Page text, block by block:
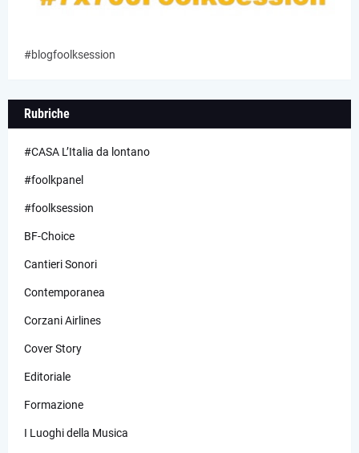
#blogfoolksession
Rubriche
#CASA L’Italia da lontano
#foolkpanel
#foolksession
BF-Choice
Cantieri Sonori
Contemporanea
Corzani Airlines
Cover Story
Editoriale
Formazione
I Luoghi della Musica